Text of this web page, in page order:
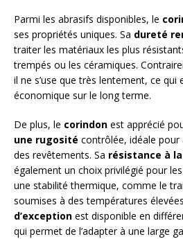
Parmi les abrasifs disponibles, le
ses propriétés uniques. Sa dureté
traiter les matériaux les plus
trempés ou les céramiques.
il ne s’use que très lentement, ce
économique sur le long terme.
De plus, le corindon est apprécié
une rugosité contrôlée, idéale pour
des revêtements. Sa résistance à
également un choix privilégié pour
une stabilité thermique, comme le
soumises à des températures
d’exception est disponible en
qui permet de l’adapter à une large